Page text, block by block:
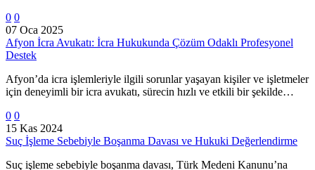
0 0
07 Oca 2025
Afyon İcra Avukatı: İcra Hukukunda Çözüm Odaklı Profesyonel
Destek
Afyon’da icra işlemleriyle ilgili sorunlar yaşayan kişiler ve işletmeler
için deneyimli bir icra avukatı, sürecin hızlı ve etkili bir şekilde…
0 0
15 Kas 2024
Suç İşleme Sebebiyle Boşanma Davası ve Hukuki Değerlendirme
Suç işleme sebebiyle boşanma davası, Türk Medeni Kanunu’na